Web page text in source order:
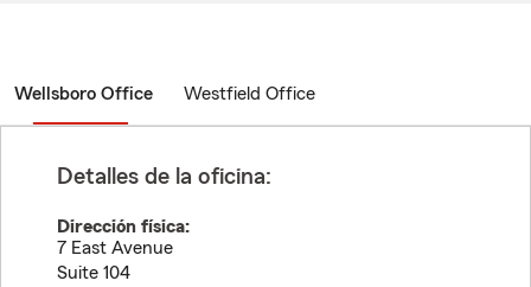
Wellsboro Office Westfield Office
Detalles de la oficina:
Dirección física:
7 East Avenue
Suite 104